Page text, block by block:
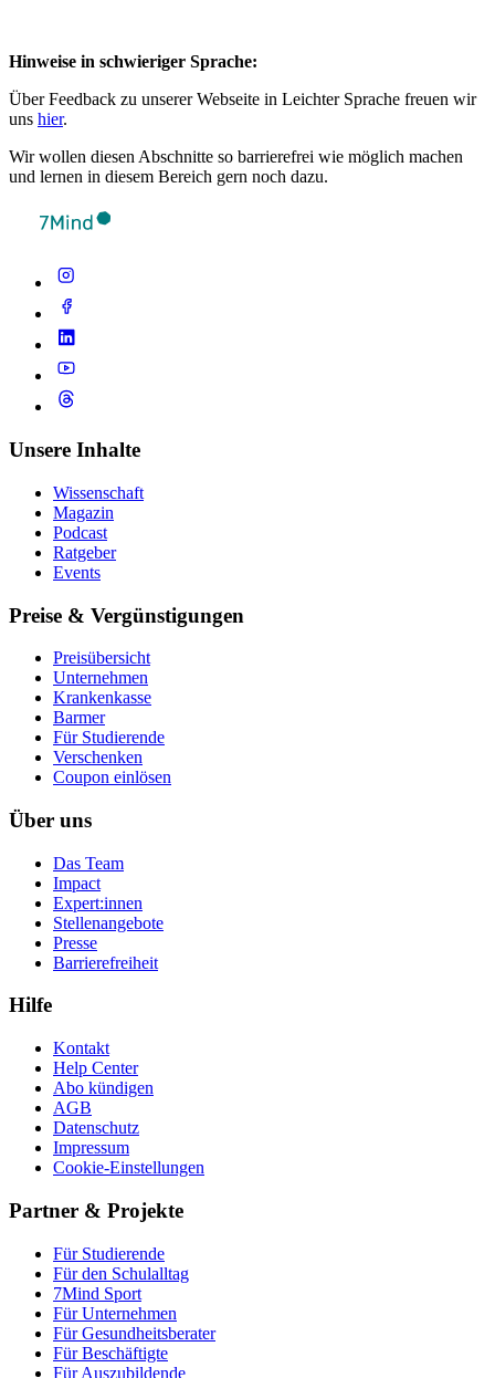
Hinweise in schwieriger Sprache:
Über Feedback zu unserer Webseite in Leichter Sprache freuen wir
uns hier.
Wir wollen diesen Abschnitte so barrierefrei wie möglich machen
und lernen in diesem Bereich gern noch dazu.
Unsere Inhalte
Wissenschaft
Magazin
Podcast
Ratgeber
Events
Preise & Vergünstigungen
Preisübersicht
Unternehmen
Krankenkasse
Barmer
Für Studierende
Ver­schen­ken
Coupon einlösen
Über uns
Das Team
Impact
Expert:innen
Stellenangebote
Presse
Barrierefreiheit
Hilfe
Kontakt
Help Center
Abo kündigen
AGB
Datenschutz
Impressum
Cookie-Einstellungen
Partner & Projekte
Für Stu­die­rende
Für den Schulalltag
7Mind Sport
Für Unter­neh­men
Für Gesund­heits­be­ra­ter
Für Beschäftigte
Für Auszubildende